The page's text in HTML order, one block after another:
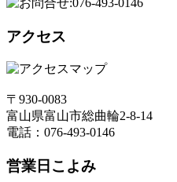
アクセス
〒930-0083
富山県富山市総曲輪2-8-14
電話：076-493-0146
営業日こよみ